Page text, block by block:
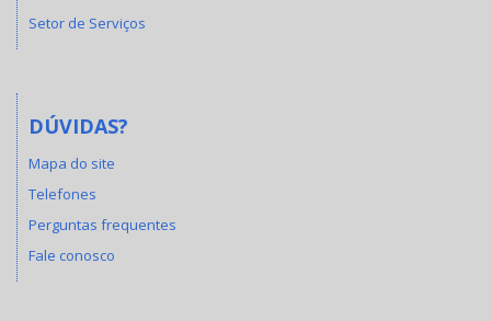
Setor de Serviços
DÚVIDAS?
Mapa do site
Telefones
Perguntas frequentes
Fale conosco